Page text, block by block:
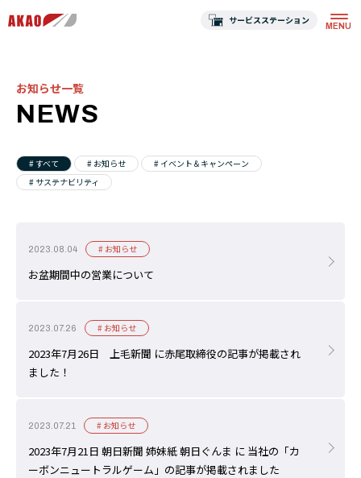
サービスステーション
お知らせ一覧
NEWS
# すべて # お知らせ
# イベント＆キャンペーン
# サステナビリティ
2023.08.04 # お知らせ
お盆期間中の営業について
2023.07.26 # お知らせ
2023年7月26日 上毛新聞 に赤尾取締役の記事が掲載され
ました！
2023.07.21 # お知らせ
2023年7月21日 朝日新聞 姉妹紙 朝日ぐんま に 当社の「カ
ーボンニュートラルゲーム」の記事が掲載されました